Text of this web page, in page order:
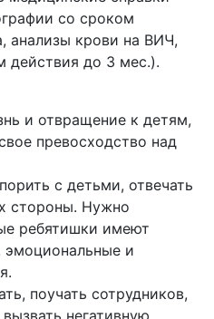
со сроком
анализы крови на ВИЧ,
действия до 3 мес.).
и отвращение к детям,
превосходство над
с детьми, отвечать
стороны. Нужно
ребятишки имеют
эмоциональные и
поучать сотрудников,